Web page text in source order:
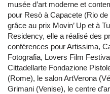
musée d’art moderne et
pour Resò à Capacete (Rio
grâce au prix Movin’ Up et à
Residency, elle a réalisé des
conférences pour Artissima,
Fotografia, Lovers Film
Cittadellarte Fondazione
(Rome), le salon ArtVerona
Grimani (Venise), le centre